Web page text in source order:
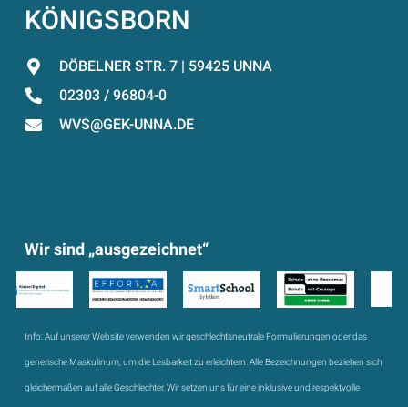
KÖNIGSBORN
DÖBELNER STR. 7 | 59425 UNNA
02303 / 96804-0
WVS@GEK-UNNA.DE
Wir sind „ausgezeichnet“
Info:Auf unserer Website verwenden wir geschlechtsneutrale Formulierungen oder das
generische Maskulinum, um die Lesbarkeit zu erleichtern. Alle Bezeichnungen beziehen sich
gleichermaßen auf alle Geschlechter. Wir setzen uns für eine inklusive und respektvolle